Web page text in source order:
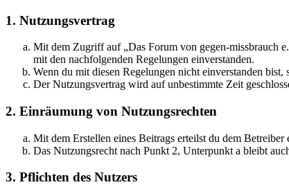
1. Nutzungsvertrag
Mit dem Zugriff auf „Das Forum von gegen-missbrauch
mit den nachfolgenden Regelungen einverstanden.
Wenn du mit diesen Regelungen nicht einverstanden
Der Nutzungsvertrag wird auf unbestimmte Zeit
2. Einräumung von Nutzungsrechten
Mit dem Erstellen eines Beitrags erteilst du dem
Das Nutzungsrecht nach Punkt 2, Unterpunkt a bleibt
3. Pflichten des Nutzers